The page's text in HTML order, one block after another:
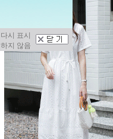
시 표시
하지 않음